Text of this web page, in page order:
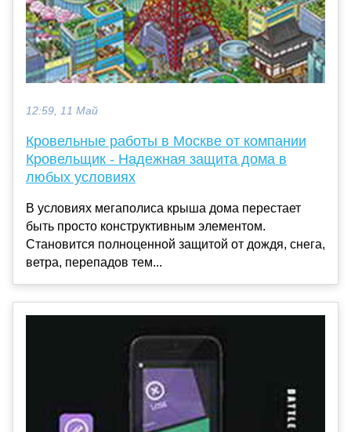
12:59, 11 Май
Кровельные работы в Москве от компании
Кровельщик - Надежная защита дома в
любых условиях
В условиях мегаполиса крыша дома перестает
быть просто конструктивным элементом.
Становится полноценной защитой от дождя, снега,
ветра, перепадов тем...